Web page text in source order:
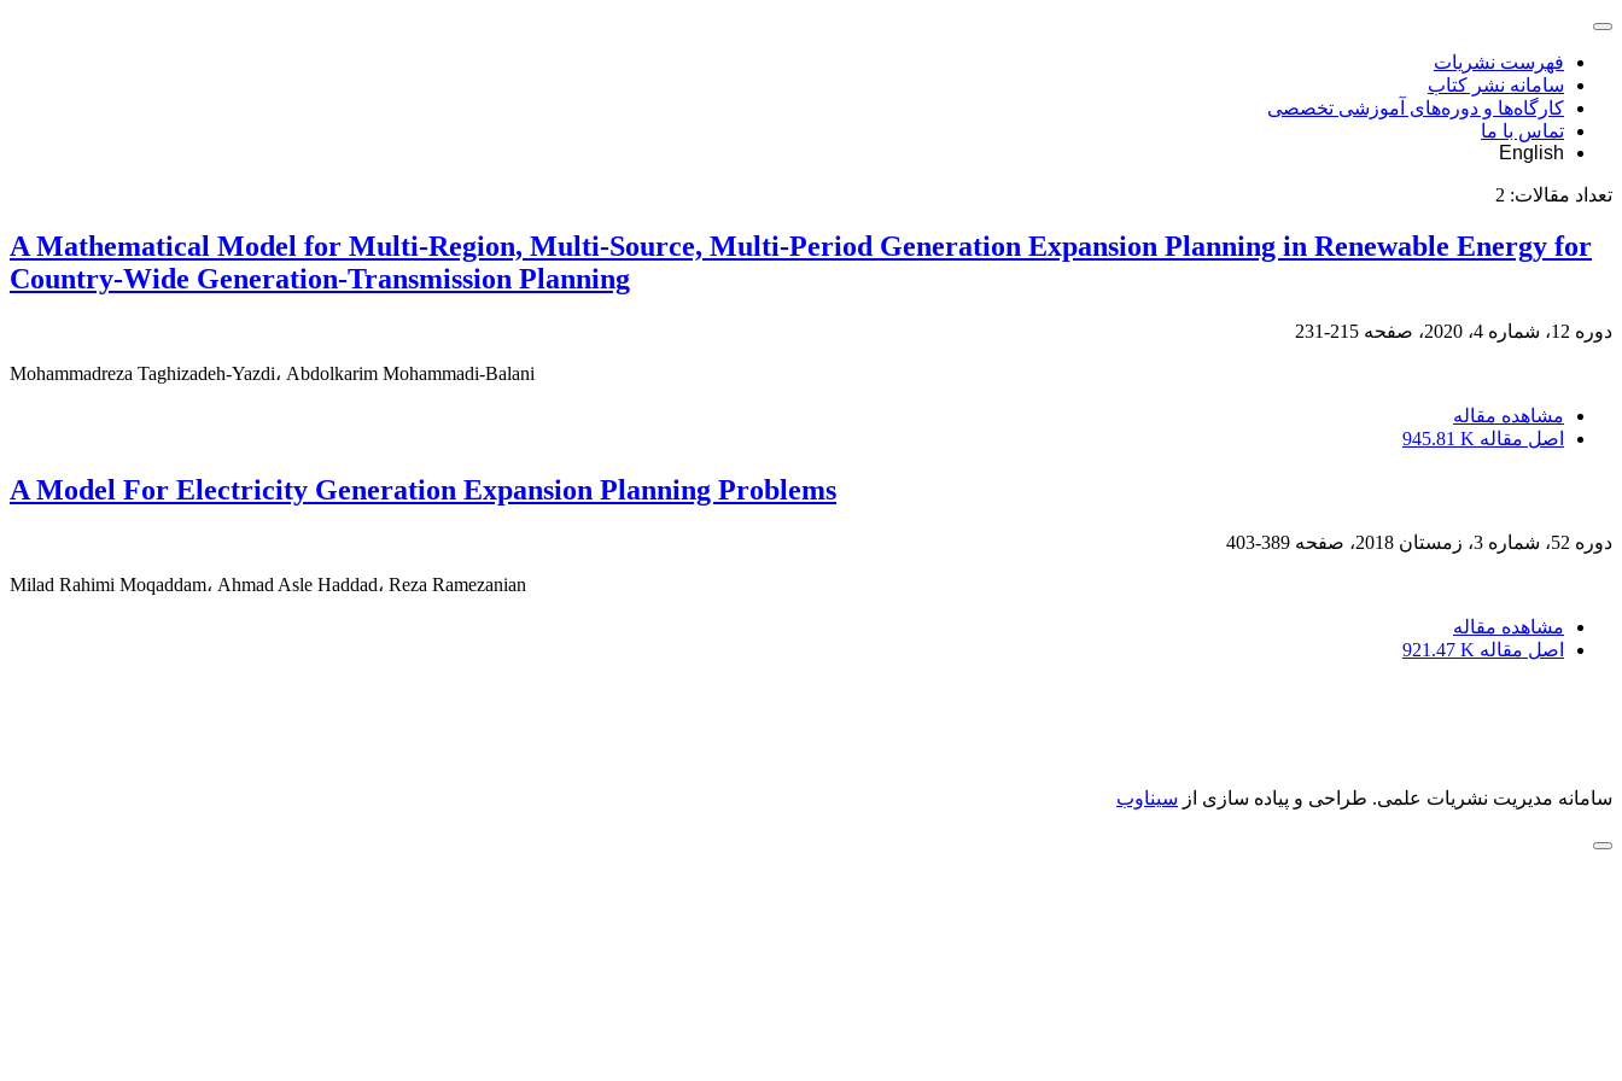
فهرست نشریات
سامانه نشر کتاب
کارگاه‌ها و دوره‌های آموزشی تخصصی
تماس با ما
English
تعداد مقالات: 2
A Mathematical Model for Multi-Region, Multi-Source, Multi-Period Generation Expansion Planning in Renewable Energy for
Country-Wide Generation-Transmission Planning
دوره 12، شماره 4، 2020، صفحه 215-231
Mohammadreza Taghizadeh-Yazdi، Abdolkarim Mohammadi-Balani
مشاهده مقاله
اصل مقاله 945.81 K
A Model For Electricity Generation Expansion Planning Problems
دوره 52، شماره 3، زمستان 2018، صفحه 389-403
Milad Rahimi Moqaddam، Ahmad Asle Haddad، Reza Ramezanian
مشاهده مقاله
اصل مقاله 921.47 K
سامانه مدیریت نشریات علمی. طراحی و پیاده سازی از سیناوب